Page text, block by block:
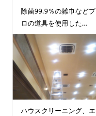
除菌99.9％の雑巾などプ
ロの道具を使用した...
ハウスクリーニング、エ